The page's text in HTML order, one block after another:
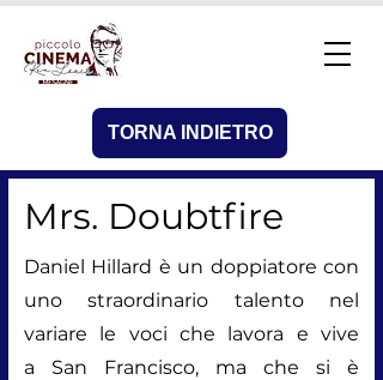
TORNA INDIETRO
Mrs. Doubtfire
Daniel Hillard è un doppiatore con
uno straordinario talento nel
variare le voci che lavora e vive
a San Francisco, ma che si è